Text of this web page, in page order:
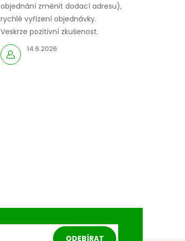
14.6.2026
objednání změnit dodací adresu),
rychlé vyřízení objednávky.
Veskrze pozitivní zkušenost.
ODEBÍRAT